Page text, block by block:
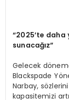
“2025’te
sunacağız”
Gelecek
Blackspade
Narbay,
kapasitemizi